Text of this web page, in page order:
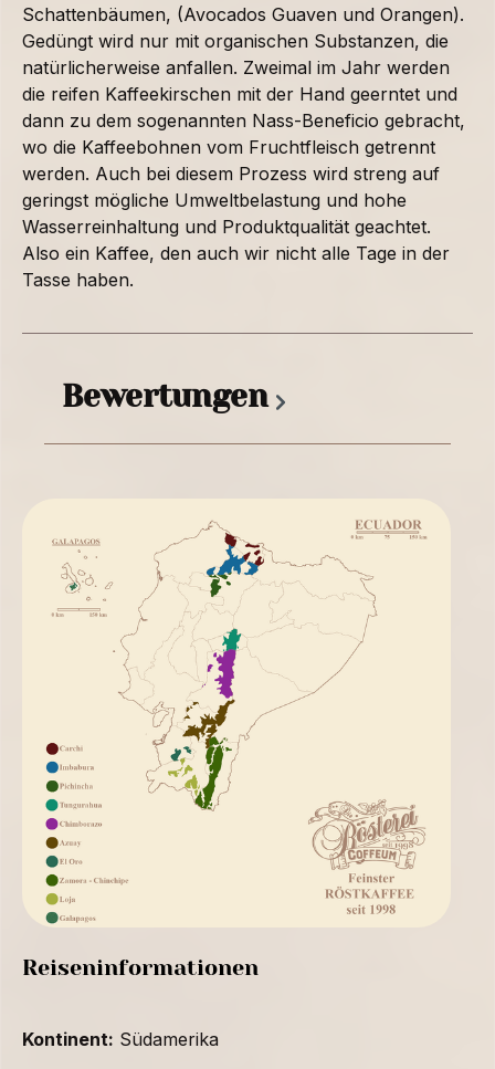
Reiseninformationen
Kontinent: Südamerika
Schattenbäumen, (Avocados Guaven und Orangen).
Gedüngt wird nur mit organischen Substanzen, die
natürlicherweise anfallen. Zweimal im Jahr werden
die reifen Kaffeekirschen mit der Hand geerntet und
dann zu dem sogenannten Nass-Beneficio gebracht,
wo die Kaffeebohnen vom Fruchtfleisch getrennt
werden. Auch bei diesem Prozess wird streng auf
geringst mögliche Umweltbelastung und hohe
Wasserreinhaltung und Produktqualität geachtet.
Also ein Kaffee, den auch wir nicht alle Tage in der
Tasse haben.
Bewertungen